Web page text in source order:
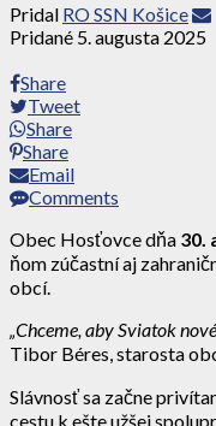
Pridal RO SSN Košice
Pridané 5. augusta 2025
Share
Tweet
Share
Share
Email
Comments
Obec Hosťovce dňa 30.
ňom zúčastní aj
obcí.
„Chceme, aby Sviatok
Tibor Béres, starosta
Slávnosť sa začne
cestu k ešte užšej